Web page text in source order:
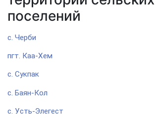
поселений
с. Черби
пгт. Каа-Хем
с. Сукпак
с. Баян-Кол
с. Усть-Элегест